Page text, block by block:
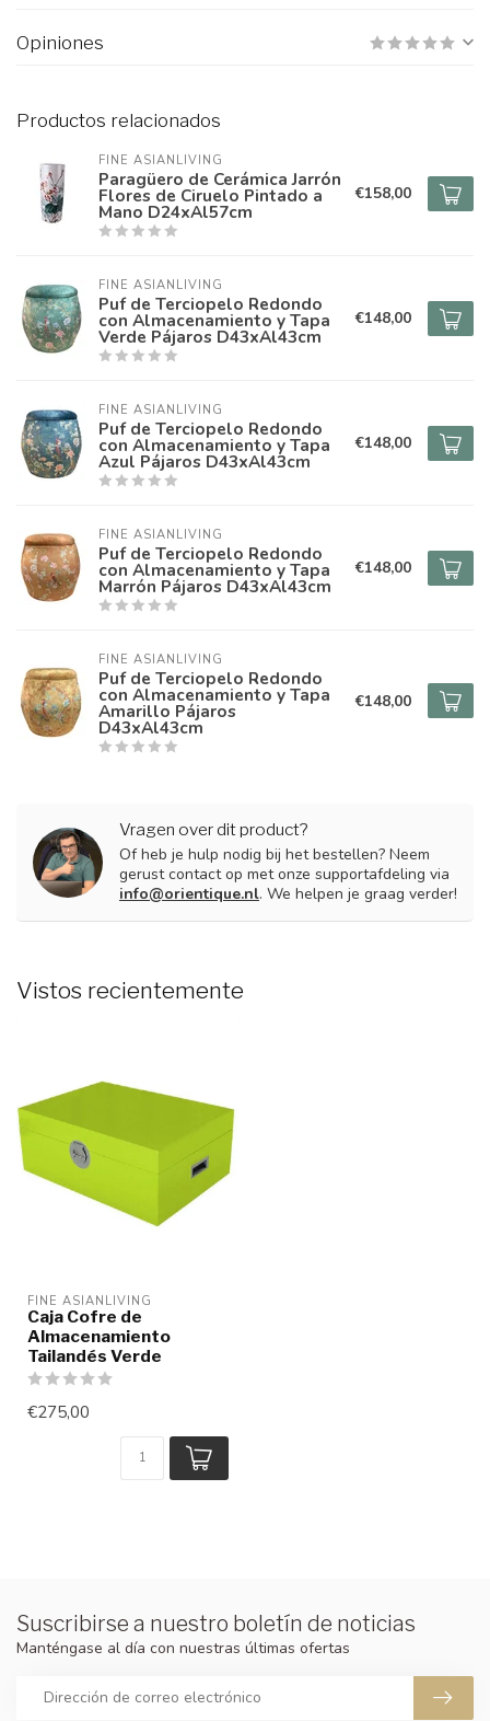
Opiniones
Productos relacionados
FINE ASIANLIVING
Paragüero de Cerámica Jarrón
Flores de Ciruelo Pintado a
Mano D24xAl57cm
€158,00
FINE ASIANLIVING
Puf de Terciopelo Redondo
con Almacenamiento y Tapa
Verde Pájaros D43xAl43cm
€148,00
FINE ASIANLIVING
Puf de Terciopelo Redondo
con Almacenamiento y Tapa
Azul Pájaros D43xAl43cm
€148,00
FINE ASIANLIVING
Puf de Terciopelo Redondo
con Almacenamiento y Tapa
Marrón Pájaros D43xAl43cm
€148,00
FINE ASIANLIVING
Puf de Terciopelo Redondo
con Almacenamiento y Tapa
Amarillo Pájaros
D43xAl43cm
€148,00
Vragen over dit product?
Of heb je hulp nodig bij het bestellen? Neem
gerust contact op met onze supportafdeling via
info@orientique.nl. We helpen je graag verder!
Vistos recientemente
FINE ASIANLIVING
Caja Cofre de
Almacenamiento
Tailandés Verde
€275,00
Suscribirse a nuestro boletín de noticias
Manténgase al día con nuestras últimas ofertas